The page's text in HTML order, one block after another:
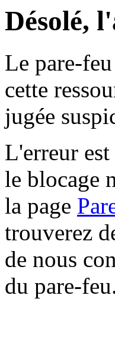
Désolé,
Le pare-
cette
jugée
L'erreur
le blocage
la page
trouverez
de nous
du pare-